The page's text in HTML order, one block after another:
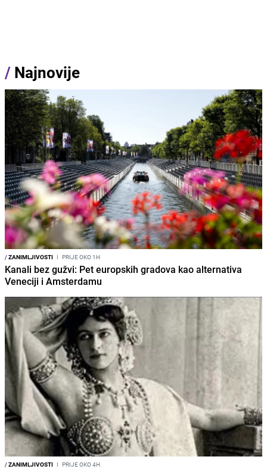
/ Najnovije
/ZANIMLJIVOSTI I PRIJE OKO 1H
Kanali bez gužvi: Pet europskih gradova kao alternativa
Veneciji i Amsterdamu
/ZANIMLJIVOSTI I PRIJE OKO 4H